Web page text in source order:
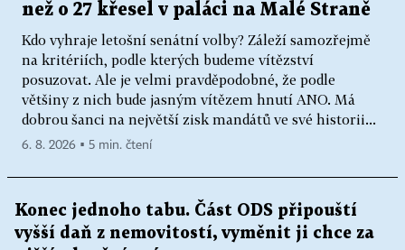
než o 27 křesel v paláci na Malé Straně
Kdo vyhraje letošní senátní volby? Záleží samozřejmě
na kritériích, podle kterých budeme vítězství
posuzovat. Ale je velmi pravděpodobné, že podle
většiny z nich bude jasným vítězem hnutí ANO. Má
dobrou šanci na největší zisk mandátů ve své historii...
6. 8. 2026 ▪ 5 min. čtení
Konec jednoho tabu. Část ODS připouští
vyšší daň z nemovitostí, vyměnit ji chce za